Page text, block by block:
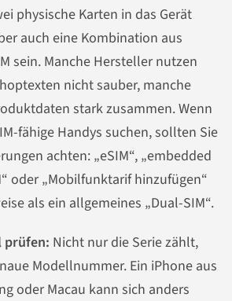
physische Karten in das Gerät
auch eine Kombination aus
sein. Manche Hersteller nutzen
nicht sauber, manche
stark zusammen. Wenn
fähige Handys suchen, sollten Sie
achten: „eSIM“, „embedded
oder „Mobilfunktarif hinzufügen“
als ein allgemeines „Dual-SIM“.
prüfen: Nicht nur die Serie zählt,
Modellnummer. Ein iPhone aus
oder Macau kann sich anders